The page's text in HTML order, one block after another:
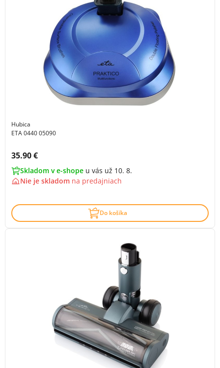
Hubica
ETA 0440 05090
Cena s DPH:
35.90 €
Skladom v e-shope u vás už 10. 8.
Nie je skladom na predajniach
Do košíka